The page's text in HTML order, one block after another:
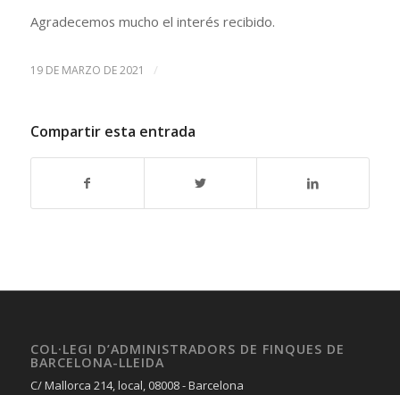
Agradecemos mucho el interés recibido.
19 DE MARZO DE 2021 /
Compartir esta entrada
COL·LEGI D’ADMINISTRADORS DE FINQUES DE
BARCELONA-LLEIDA
C/ Mallorca 214, local, 08008 - Barcelona